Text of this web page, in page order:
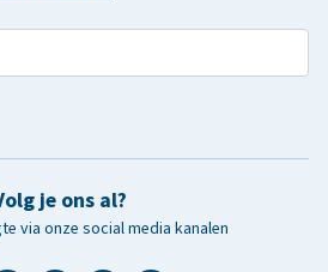
je ons al?
via onze social media kanalen